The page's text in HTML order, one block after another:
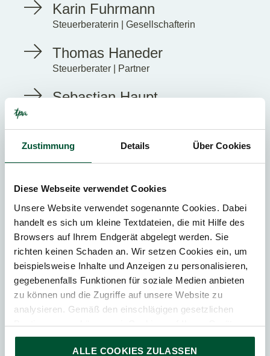
Zustimmung Details Über Cookies
Diese Webseite verwendet Cookies
Unsere Website verwendet sogenannte Cookies. Dabei
handelt es sich um kleine Textdateien, die mit Hilfe des
Browsers auf Ihrem Endgerät abgelegt werden. Sie
richten keinen Schaden an. Wir setzen Cookies ein, um
beispielsweise Inhalte und Anzeigen zu personalisieren,
gegebenenfalls Funktionen für soziale Medien anbieten
zu können und die Zugriffe auf unsere Website zu
analysieren. Gemäß den einschlägigen gesetzlichen
Bestimmungen können wir Cookies auf Ihrem Gerät
speichern, wenn diese für den Betrieb unserer Website
unbedingt notwendig sind. Für alle anderen Cookie-Typen
ALLE COOKIES ZULASSEN
Karin Fuhrmann
Steuerberaterin | Gesellschafterin
Thomas Haneder
Steuerberater | Partner
Sebastian Haupt
Petr Karpeles
Gerald Kerbl
Christian Kohn
Steuerberater | Partner
Leopold Kühmayer
Steuerberater | Partner
Melanie Mischkreu